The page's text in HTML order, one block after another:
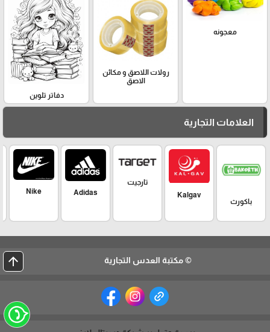
معجونه
رولات اللاصق و مكائن
الاصق
دفاتر تلوين
العلامات التجارية
باكورث
Kalgav
تارجيت
Adidas
Nike
© مكتبة العدس التجارية arrow_upward